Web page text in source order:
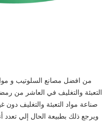
التعبئة والتغليف في العاشر من
صناعة مواد التعبئة والتغليف
ويرجع ذلك بطبيعة الحال إلي تعدد